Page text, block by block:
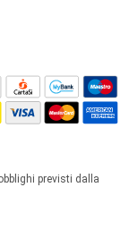
previsti dalla